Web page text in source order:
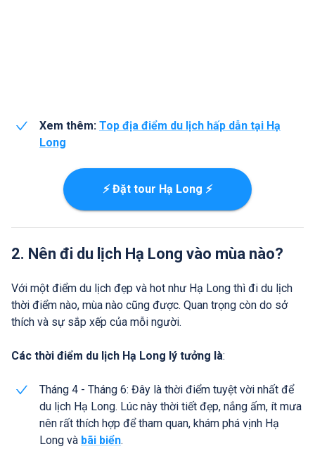
Xem thêm: Top địa điểm du lịch hấp dẫn tại Hạ
Long
⚡ Đặt tour Hạ Long ⚡
2. Nên đi du lịch Hạ Long vào mùa nào?
Với một điểm du lịch đẹp và hot như Hạ Long thì đi du lịch
thời điểm nào, mùa nào cũng được. Quan trọng còn do sở
thích và sự sắp xếp của mỗi người.
Các thời điểm du lịch Hạ Long lý tưởng là:
Tháng 4 - Tháng 6: Đây là thời điểm tuyệt vời nhất để
du lịch Hạ Long. Lúc này thời tiết đẹp, nắng ấm, ít mưa
nên rất thích hợp để tham quan, khám phá vịnh Hạ
Long và bãi biển.